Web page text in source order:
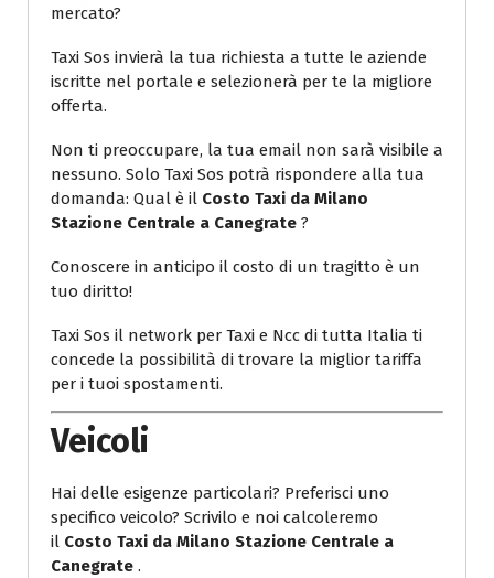
mercato?
Taxi Sos invierà la tua richiesta a tutte le aziende
iscritte nel portale e selezionerà per te la migliore
offerta.
Non ti preoccupare, la tua email non sarà visibile a
nessuno. Solo Taxi Sos potrà rispondere alla tua
domanda: Qual è il Costo Taxi da Milano
Stazione Centrale a Canegrate ?
Conoscere in anticipo il costo di un tragitto è un
tuo diritto!
Taxi Sos il network per Taxi e Ncc di tutta Italia ti
concede la possibilità di trovare la miglior tariffa
per i tuoi spostamenti.
Veicoli
Hai delle esigenze particolari? Preferisci uno
specifico veicolo? Scrivilo e noi calcoleremo
il Costo Taxi da Milano Stazione Centrale a
Canegrate .